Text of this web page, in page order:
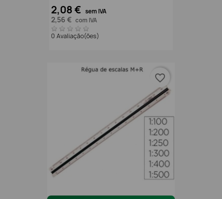
2,08 € sem IVA
2,56 € com IVA
0 Avaliação(ões)
favorite_border